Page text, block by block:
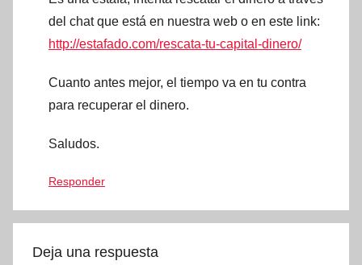
del chat que está en nuestra web o en este link:
http://estafado.com/rescata-tu-capital-dinero/
Cuanto antes mejor, el tiempo va en tu contra
para recuperar el dinero.
Saludos.
Responder
Deja una respuesta